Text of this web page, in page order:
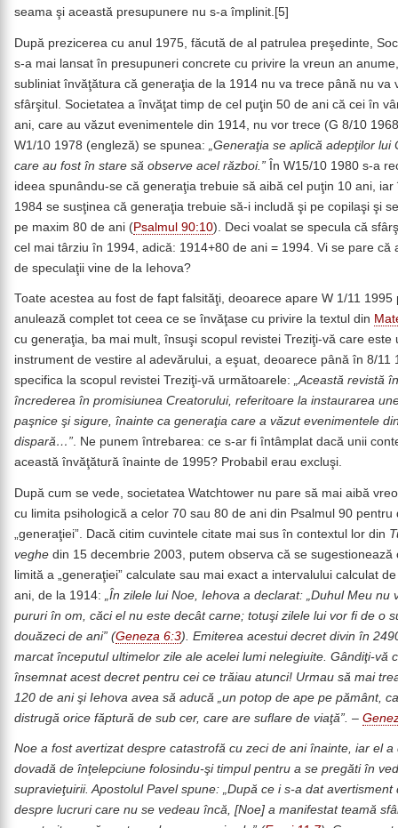
seama şi această presupunere nu s-a împlinit.[5]
După prezicerea cu anul 1975, făcută de al patrulea preşedinte,
s-a mai lansat în presupuneri concrete cu privire la vreun an
subliniat învăţătura că generaţia de la 1914 nu va trece până nu va
sfârşitul. Societatea a învăţat timp de cel puţin 50 de ani că cei în
ani, care au văzut evenimentele din 1914, nu vor trece (G 8/10
W1/10 1978 (engleză) se spunea:
„Generaţia se aplică adepţilor lui
care au fost în stare să observe acel război.” În W15/10 1980 s-a
ideea spunându-se că generaţia trebuie să aibă cel puţin 10 ani, iar
1984 se susţinea că generaţia trebuie să-i includă şi pe copilaşi şi
pe maxim 80 de ani (Psalmul 90:10). Deci voalat se specula că
cel mai târziu în 1994, adică: 1914+80 de ani = 1994. Vi se pare că
de speculaţii vine de la Iehova?
Toate acestea au fost de fapt falsităţi, deoarece apare W 1/11 1995
anulează complet tot ceea ce se învăţase cu privire la textul din
cu generaţia, ba mai mult, însuşi scopul revistei Treziţi-vă care este
instrument de vestire al adevărului, a eşuat, deoarece până în 8/11
specifica la scopul revistei Treziţi-vă următoarele: „Această revistă
încrederea în promisiunea Creatorului, referitoare la instaurarea
paşnice şi sigure, înainte ca generaţia care a văzut evenimentele
dispară…”. Ne punem întrebarea: ce s-ar fi întâmplat dacă unii
această învăţătură înainte de 1995? Probabil erau excluşi.
După cum se vede, societatea Watchtower nu pare să mai aibă
cu limita psihologică a celor 70 sau 80 de ani din Psalmul 90 pentru
„generaţiei”. Dacă citim cuvintele citate mai sus în contextul lor din
veghe din 15 decembrie 2003, putem observa că se sugestionează
limită a „generaţiei” calculate sau mai exact a intervalului calculat
ani, de la 1914:
„În zilele lui Noe, Iehova a declarat: „Duhul Meu nu
pururi în om, căci el nu este decât carne; totuşi zilele lui vor fi de o
douăzeci de ani” (Geneza 6:3). Emiterea acestui decret divin în
marcat începutul ultimelor zile ale acelei lumi nelegiuite. Gândiţi-vă
însemnat acest decret pentru cei ce trăiau atunci! Urmau să mai
120 de ani şi Iehova avea să aducă „un potop de ape pe pământ,
distrugă orice făptură de sub cer, care are suflare de viaţă”. –
Noe a fost avertizat despre catastrofă cu zeci de ani înainte, iar el a
dovadă de înţelepciune folosindu-şi timpul pentru a se pregăti în
supravieţuirii. Apostolul Pavel spune: „După ce i s-a dat avertisment
despre lucruri care nu se vedeau încă, [Noe] a manifestat teamă